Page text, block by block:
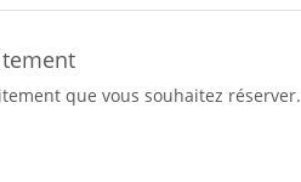
que vous souhaitez réserver.